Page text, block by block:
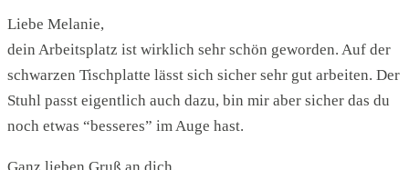
Liebe Melanie,
dein Arbeitsplatz ist wirklich sehr schön geworden. Auf der
schwarzen Tischplatte lässt sich sicher sehr gut arbeiten. Der
Stuhl passt eigentlich auch dazu, bin mir aber sicher das du
noch etwas “besseres” im Auge hast.
Ganz lieben Gruß an dich,